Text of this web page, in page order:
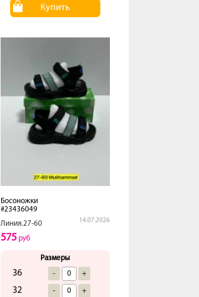
Купить
Босоножки
#23436049
Линия.27-60
14.07.2026
575 руб
Размеры
36 - +
32 - +